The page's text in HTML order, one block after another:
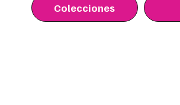
Colecciones